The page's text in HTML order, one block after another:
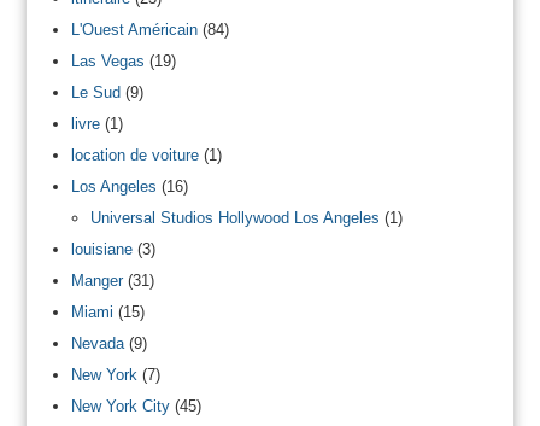
L'Ouest Américain(84)
Las Vegas (19)
Le Sud(9)
livre(1)
location de voiture(1)
Los Angeles (16)
Universal Studios Hollywood Los Angeles (1)
louisiane(3)
Manger(31)
Miami (15)
Nevada(9)
New York (7)
New York City(45)